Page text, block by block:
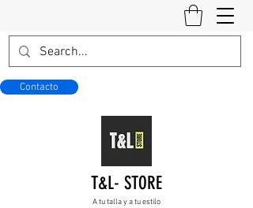
Contacto
T&L- STORE
A tu talla y a tu estilo